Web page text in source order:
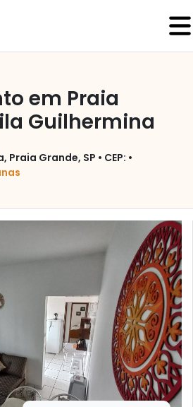
em Praia
Guilhermina
Grande, SP • CEP: •